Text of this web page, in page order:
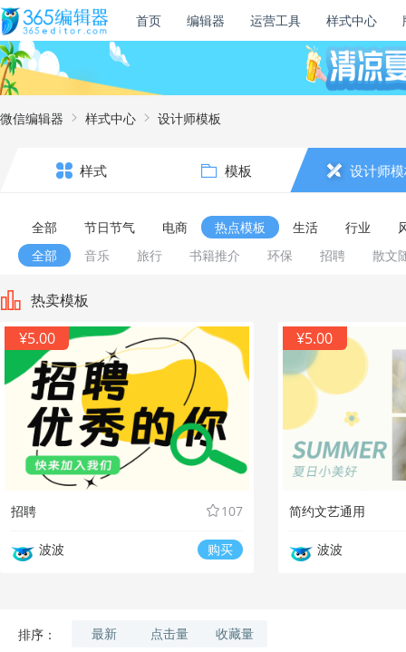
首页 编辑器 运营工具 样式中心
微信编辑器 样式中心 设计师模板
样式 模板 设计师
全部 节日节气 电商
热点模板
全部
音乐 旅行 书籍推介 环保 招聘 散文
生活 行业
热卖模板
¥5.00
招聘 107
波波 购买
¥5.00
简约文艺通用
波波
排序： 最新 点击量 收藏量